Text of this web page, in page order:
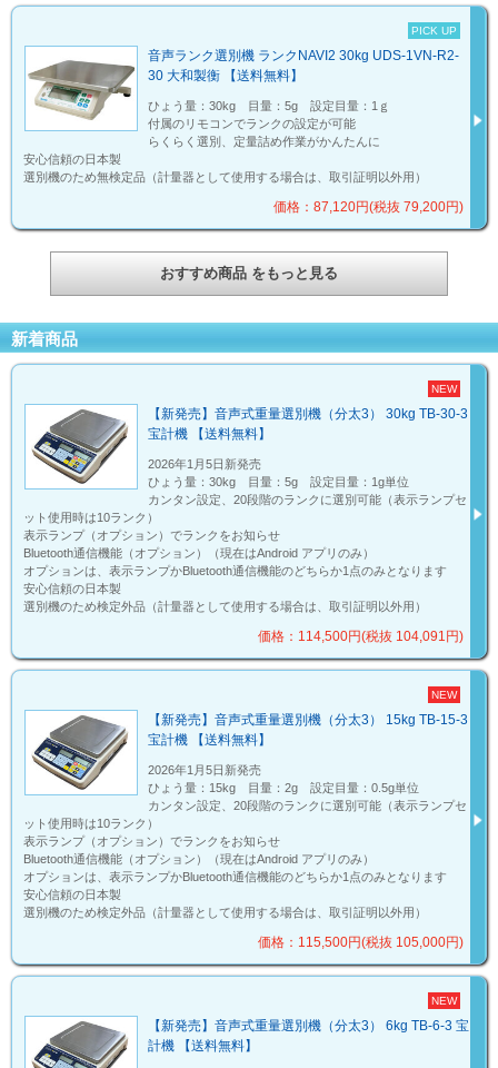
PICK UP
音声ランク選別機 ランクNAVI2 30kg UDS-1VN-R2-
30 大和製衡 【送料無料】
ひょう量：30kg 目量：5g 設定目量：1ｇ
付属のリモコンでランクの設定が可能
らくらく選別、定量詰め作業がかんたんに
安心信頼の日本製
選別機のため無検定品（計量器として使用する場合は、取引証明以外用）
価格：87,120円(税抜 79,200円)
おすすめ商品 をもっと見る
新着商品
NEW
【新発売】音声式重量選別機（分太3） 30kg TB-30-3
宝計機 【送料無料】
2026年1月5日新発売
ひょう量：30kg 目量：5g 設定目量：1g単位
カンタン設定、20段階のランクに選別可能（表示ランプセ
ット使用時は10ランク）
表示ランプ（オプション）でランクをお知らせ
Bluetooth通信機能（オプション）（現在はAndroid アプリのみ）
オプションは、表示ランプかBluetooth通信機能のどちらか1点のみとなります
安心信頼の日本製
選別機のため検定外品（計量器として使用する場合は、取引証明以外用）
価格：114,500円(税抜 104,091円)
NEW
【新発売】音声式重量選別機（分太3） 15kg TB-15-3
宝計機 【送料無料】
2026年1月5日新発売
ひょう量：15kg 目量：2g 設定目量：0.5g単位
カンタン設定、20段階のランクに選別可能（表示ランプセ
ット使用時は10ランク）
表示ランプ（オプション）でランクをお知らせ
Bluetooth通信機能（オプション）（現在はAndroid アプリのみ）
オプションは、表示ランプかBluetooth通信機能のどちらか1点のみとなります
安心信頼の日本製
選別機のため検定外品（計量器として使用する場合は、取引証明以外用）
価格：115,500円(税抜 105,000円)
NEW
【新発売】音声式重量選別機（分太3） 6kg TB-6-3 宝
計機 【送料無料】